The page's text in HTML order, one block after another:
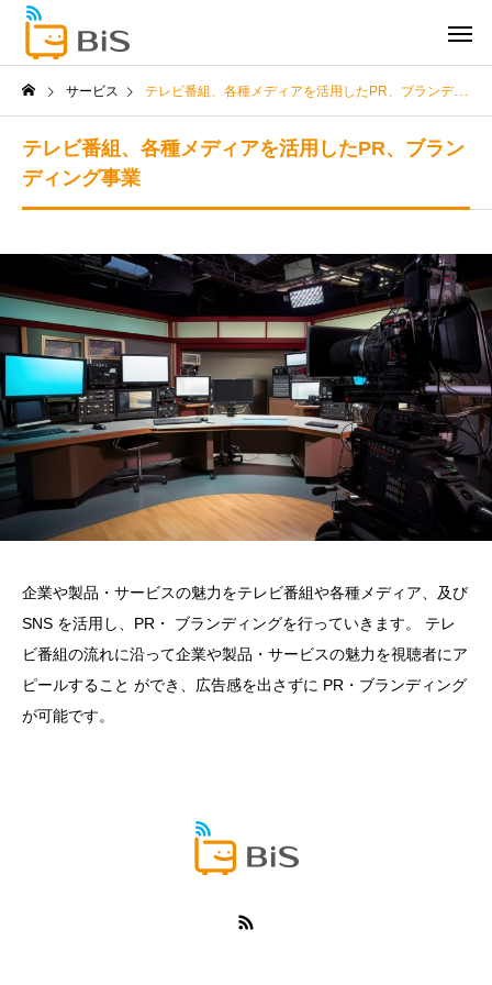
サービス テレビ番組、各種メディアを活用したPR、ブランディング事業
テレビ番組、各種メディアを活用したPR、ブラン
ディング事業
企業や製品・サービスの魅力をテレビ番組や各種メディア、及び
SNS を活用し、PR・ ブランディングを行っていきます。 テレ
ビ番組の流れに沿って企業や製品・サービスの魅力を視聴者にア
ピールすること ができ、広告感を出さずに PR・ブランディング
が可能です。